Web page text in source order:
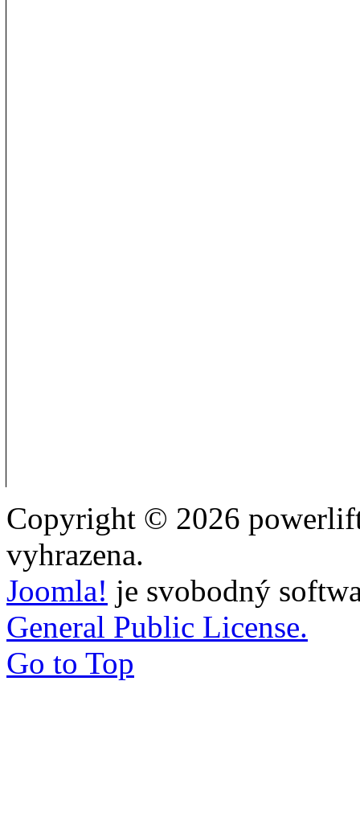
Copyright © 2026
vyhrazena.
Joomla! je svobodný
General Public License.
Go to Top